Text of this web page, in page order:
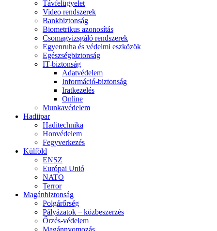
Távfelügyelet
Video rendszerek
Bankbiztonság
Biometrikus azonosítás
Csomagvizsgáló rendszerek
Egyenruha és védelmi eszközök
Egészségbiztonság
IT-biztonság
Adatvédelem
Információ-biztonság
Iratkezelés
Online
Munkavédelem
Hadiipar
Haditechnika
Honvédelem
Fegyverkezés
Külföld
ENSZ
Európai Unió
NATO
Terror
Magánbiztonság
Polgárőrség
Pályázatok – közbeszerzés
Őrzés-védelem
Magánnyomozás